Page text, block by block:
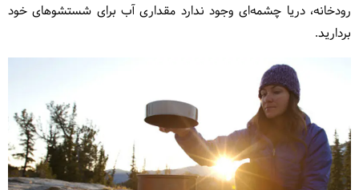
رودخانه، دریا چشمه‌ای وجود ندارد مقداری آب برای شستشوهای خود
بردارید.